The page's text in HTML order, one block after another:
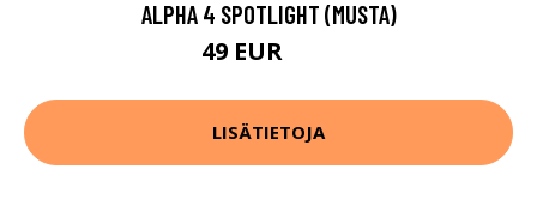
ALPHA 4 SPOTLIGHT (MUSTA)
49 EUR
LISÄTIETOJA